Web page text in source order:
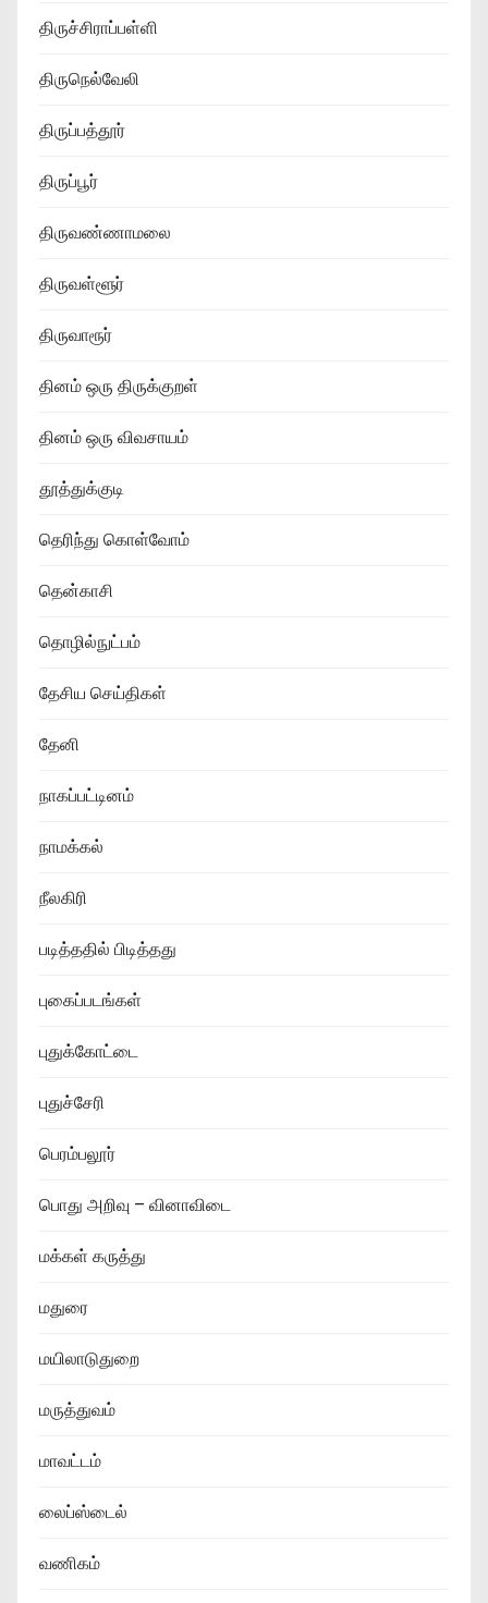
திருச்சிராப்பள்ளி
திருநெல்வேலி
திருப்பத்தூர்
திருப்பூர்
திருவண்ணாமலை
திருவள்ளூர்
திருவாரூர்
தினம் ஒரு திருக்குறள்
தினம் ஒரு விவசாயம்
தூத்துக்குடி
தெரிந்து கொள்வோம்
தென்காசி
தொழில்நுட்பம்
தேசிய செய்திகள்
தேனி
நாகப்பட்டினம்
நாமக்கல்
நீலகிரி
படித்ததில் பிடித்தது
புகைப்படங்கள்
புதுக்கோட்டை
புதுச்சேரி
பெரம்பலூர்
பொது அறிவு – வினாவிடை
மக்கள் கருத்து
மதுரை
மயிலாடுதுறை
மருத்துவம்
மாவட்டம்
லைப்ஸ்டைல்
வணிகம்